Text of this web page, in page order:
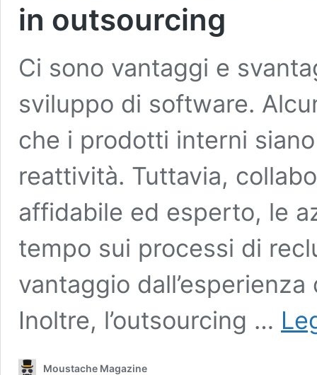
in outsourcing
Ci sono vantaggi e
sviluppo di software.
che i prodotti interni
reattività. Tuttavia,
affidabile ed esperto, le
tempo sui processi di
vantaggio
Inoltre, l’outsourcing …
Moustache Magazine